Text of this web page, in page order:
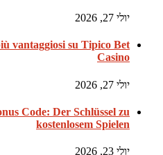
יולי 27, 2026
vantaggiosi su Tipico Bet
Casino
יולי 27, 2026
Code: Der Schlüssel zu
kostenlosem Spielen
יולי 23, 2026